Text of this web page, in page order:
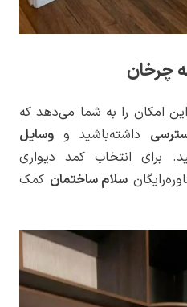
این امکان را به شما می‌دهد که
داشته‌باشید و وسایل
برای انتخاب کمد دیواری
سلام ساختمان کمک